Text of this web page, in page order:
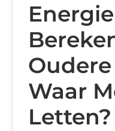
Waar
Letten?